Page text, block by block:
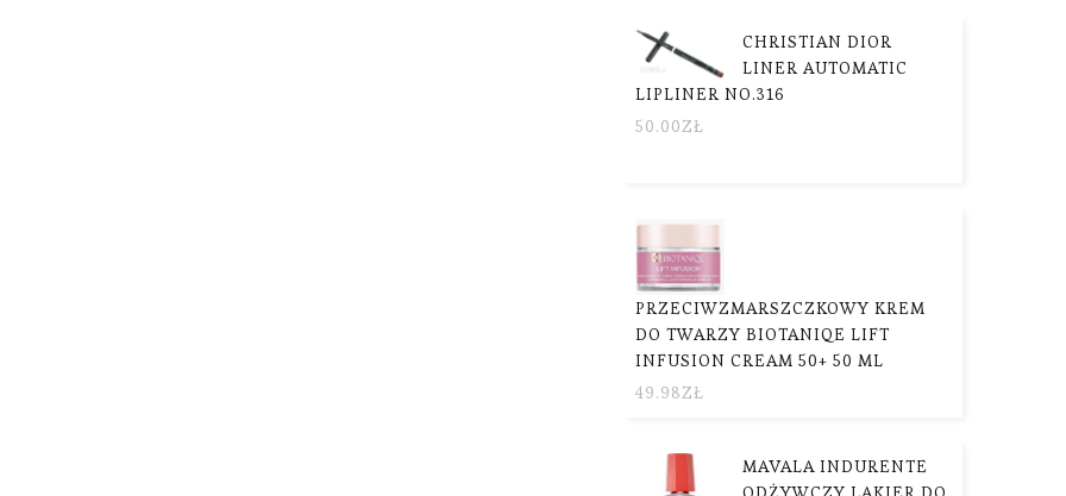
CHRISTIAN DIOR
LINER AUTOMATIC
LIPLINER NO.316
50.00ZŁ
PRZECIWZMARSZCZKOWY KREM ​​
DO TWARZY BIOTANIQE LIFT
INFUSION CREAM 50+ 50 ML
49.98ZŁ
MAVALA INDURENTE